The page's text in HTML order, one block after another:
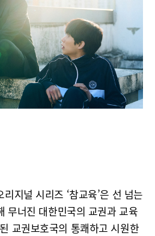
지널 시리즈 ‘참교육’은 선 넘는
무너진 대한민국의 교권과 교육
교권보호국의 통쾌하고 시원한